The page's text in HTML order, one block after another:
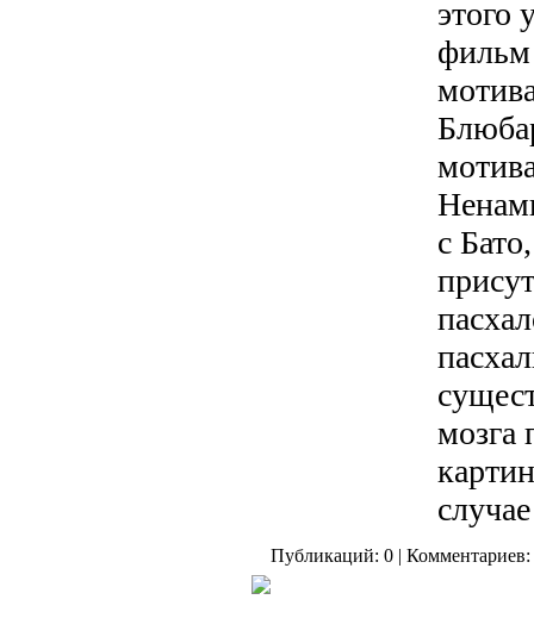
этого
фильм
с
мозга
Публикаций: 0 | Комментариев: